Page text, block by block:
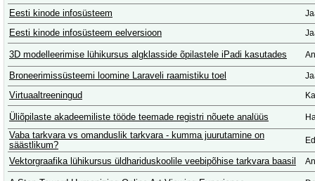
Eesti kinode infosüsteem
Eesti kinode infosüsteem eelversioon
3D modelleerimise lühikursus algklasside õpilastele iPadi kasutades
Broneerimissüsteemi loomine Laraveli raamistiku toel
Virtuaaltreeningud
Üliõpilaste akadeemiliste tööde teemade registri nõuete analüüs
Vaba tarkvara vs omanduslik tarkvara - kumma juurutamine on
säästlikum?
Vektorgraafika lühikursus üldhariduskoolile veebipõhise tarkvara baasil